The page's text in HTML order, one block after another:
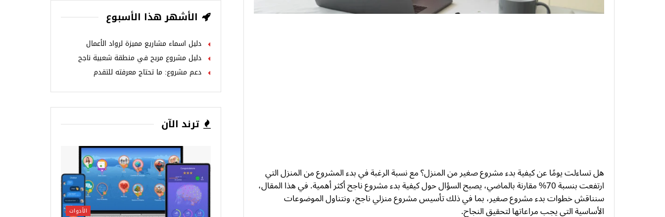
هل تساءلت يومًا عن كيفية بدء مشروع صغير من المنزل؟ مع نسبة الرغبة في بدء المشروع من المنزل التي
ارتفعت بنسبة 70% مقارنة بالماضي، يصبح السؤال حول كيفية بدء مشروع ناجح أكثر أهمية. في هذا المقال،
سنناقش خطوات بدء مشروع صغير، بما في ذلك تأسيس مشروع منزلي ناجح، ونتناول الموضوعات
الأساسية التي يجب مراعاتها لتحقيق النجاح.
الأشهر هذا الأسبوع
دليل اسماء مشاريع مميزة لرواد الأعمال
دليل مشروع مربح في منطقة شعبية ناجح
دعم مشروع: ما تحتاج معرفته للتقدم
ترند الآن
الأدوات